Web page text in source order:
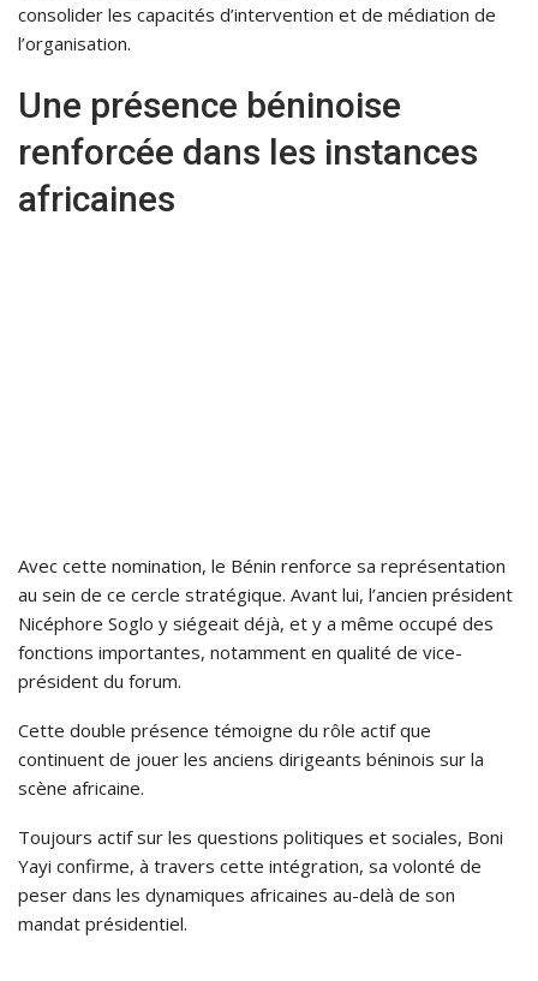
consolider les capacités d’intervention et de médiation de
l’organisation.
Une présence béninoise
renforcée dans les instances
africaines
Avec cette nomination, le Bénin renforce sa représentation
au sein de ce cercle stratégique. Avant lui, l’ancien président
Nicéphore Soglo y siégeait déjà, et y a même occupé des
fonctions importantes, notamment en qualité de vice-
président du forum.
Cette double présence témoigne du rôle actif que
continuent de jouer les anciens dirigeants béninois sur la
scène africaine.
Toujours actif sur les questions politiques et sociales, Boni
Yayi confirme, à travers cette intégration, sa volonté de
peser dans les dynamiques africaines au-delà de son
mandat présidentiel.